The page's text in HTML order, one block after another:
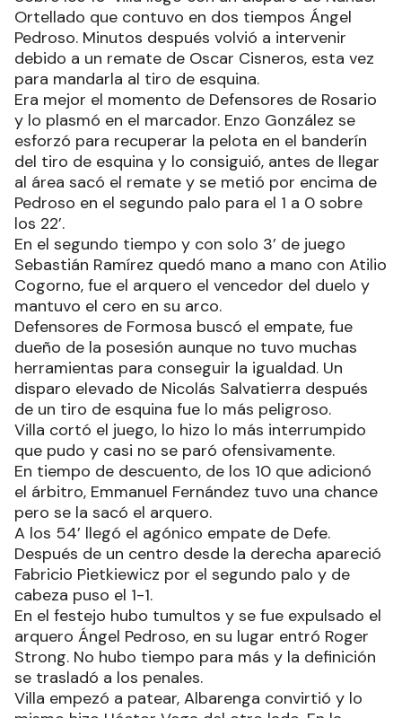
Ortellado que contuvo en dos tiempos Ángel
Pedroso. Minutos después volvió a intervenir
debido a un remate de Oscar Cisneros, esta vez
para mandarla al tiro de esquina.
Era mejor el momento de Defensores de Rosario
y lo plasmó en el marcador. Enzo González se
esforzó para recuperar la pelota en el banderín
del tiro de esquina y lo consiguió, antes de llegar
al área sacó el remate y se metió por encima de
Pedroso en el segundo palo para el 1 a 0 sobre
los 22’.
En el segundo tiempo y con solo 3’ de juego
Sebastián Ramírez quedó mano a mano con Atilio
Cogorno, fue el arquero el vencedor del duelo y
mantuvo el cero en su arco.
Defensores de Formosa buscó el empate, fue
dueño de la posesión aunque no tuvo muchas
herramientas para conseguir la igualdad. Un
disparo elevado de Nicolás Salvatierra después
de un tiro de esquina fue lo más peligroso.
Villa cortó el juego, lo hizo lo más interrumpido
que pudo y casi no se paró ofensivamente.
En tiempo de descuento, de los 10 que adicionó
el árbitro, Emmanuel Fernández tuvo una chance
pero se la sacó el arquero.
A los 54’ llegó el agónico empate de Defe.
Después de un centro desde la derecha apareció
Fabricio Pietkiewicz por el segundo palo y de
cabeza puso el 1-1.
En el festejo hubo tumultos y se fue expulsado el
arquero Ángel Pedroso, en su lugar entró Roger
Strong. No hubo tiempo para más y la definición
se trasladó a los penales.
Villa empezó a patear, Albarenga convirtió y lo